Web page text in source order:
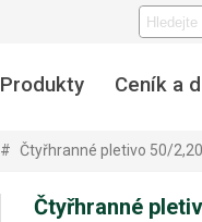
Produkty Ceník a
# Čtyřhranné pletivo 50/
Čtyřhranné